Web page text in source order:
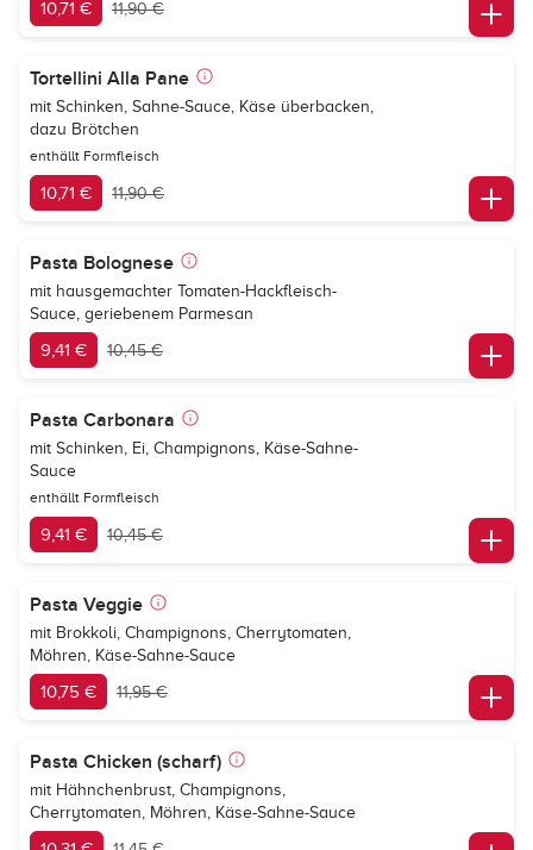
10,71 € 11,90 €
Tortellini Alla Pane
mit Schinken, Sahne-Sauce, Käse überbacken,
dazu Brötchen
enthällt Formfleisch
10,71 € 11,90 €
Pasta Bolognese
mit hausgemachter Tomaten-Hackfleisch-
Sauce, geriebenem Parmesan
9,41 € 10,45 €
Pasta Carbonara
mit Schinken, Ei, Champignons, Käse-Sahne-
Sauce
enthällt Formfleisch
9,41 € 10,45 €
Pasta Veggie
mit Brokkoli, Champignons, Cherrytomaten,
Möhren, Käse-Sahne-Sauce
10,75 € 11,95 €
Pasta Chicken (scharf)
mit Hähnchenbrust, Champignons,
Cherrytomaten, Möhren, Käse-Sahne-Sauce